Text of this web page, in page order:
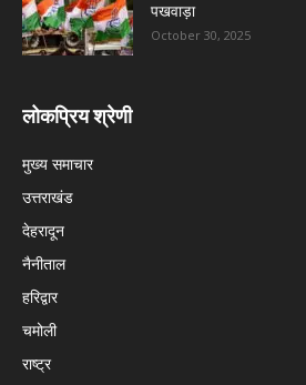
पखवाड़ा
October 30, 2025
लोकप्रिय श्रेणी
मुख्य समाचार
उत्तराखंड
देहरादून
नैनीताल
हरिद्वार
चमोली
राष्ट्र